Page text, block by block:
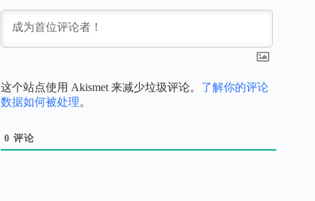
这个站点使用 Akismet 来减少垃圾评论。 了解你的评论
数据如何被处理。
0 评论